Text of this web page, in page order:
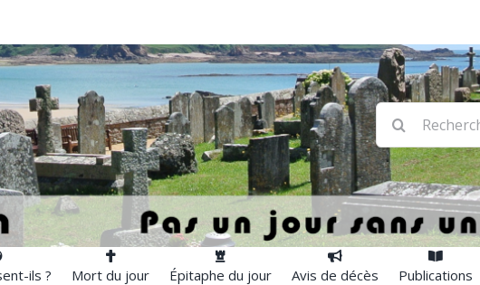
Rechercher:
ils ? Mort du jour Épitaphe du jour Avis de décès Publications